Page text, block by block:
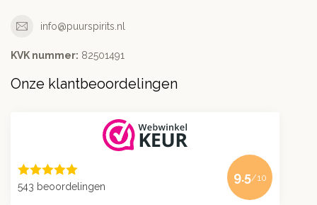
info@puurspirits.nl
KVK nummer: 82501491
Onze klantbeoordelingen
543 beoordelingen
9.5/10